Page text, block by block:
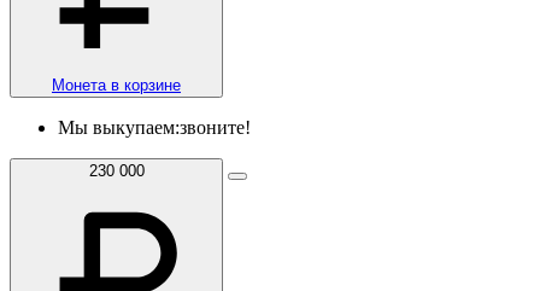
Монета в корзине
Мы выкупаем:звоните!
230 000